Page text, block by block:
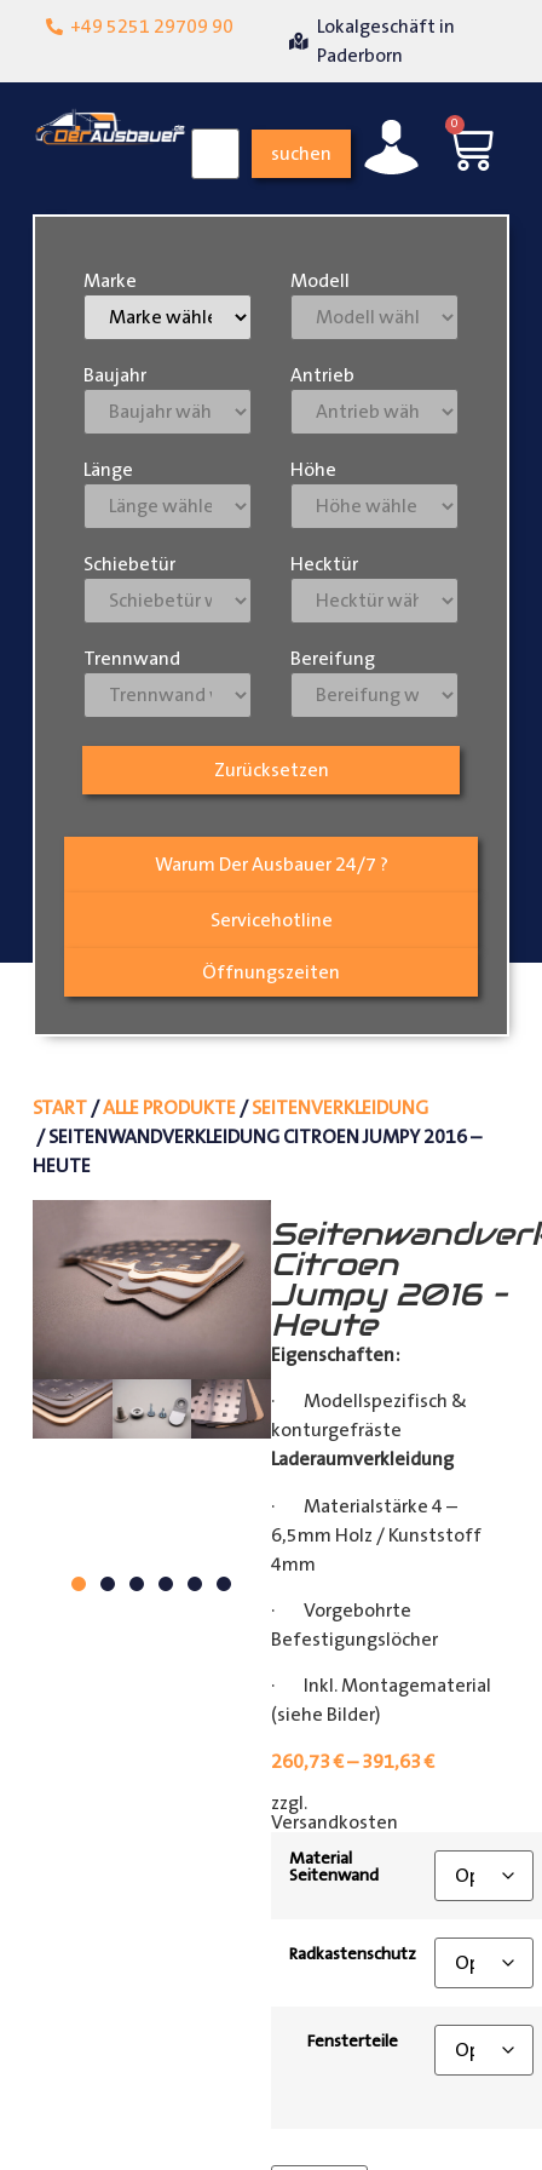
+49 5251 29709 90
Lokalgeschäft in
Über 15 Jahre
suchen
0
Warum Der Ausbauer 24/7 ?
Servicehotline
Öffnungszeiten
Marke Modell
Baujahr Antrieb
Länge Höhe
Schiebetür Hecktür
Trennwand Bereifung
Zurücksetzen
START/ALLE PRODUKTE/SEITENVERKLEIDUNG
/ SEITENWANDVERKLEIDUNG CITROEN JUMPY 2016 –
HEUTE
Citroen
Jumpy 2016 –
Heute
Eigenschaften:
· Modellspezifisch &
konturgefräste
Laderaumverkleidung
· Materialstärke 4 –
6,5mm Holz / Kunststoff
4mm
· Vorgebohrte
Befestigungslöcher
· Inkl. Montagematerial
(siehe Bilder)
260,73€–391,63€
zzgl.
Versandkosten
Material
Seitenwand
Radkastenschutz
Fensterteile